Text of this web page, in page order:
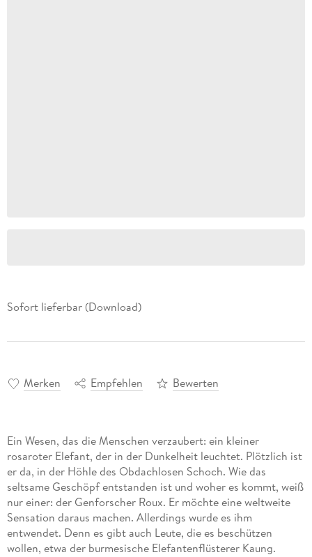
Sofort lieferbar (Download)
Merken Empfehlen Bewerten
Ein Wesen, das die Menschen verzaubert: ein kleiner
rosaroter Elefant, der in der Dunkelheit leuchtet. Plötzlich ist
er da, in der Höhle des Obdachlosen Schoch. Wie das
seltsame Geschöpf entstanden ist und woher es kommt, weiß
nur einer: der Genforscher Roux. Er möchte eine weltweite
Sensation daraus machen. Allerdings wurde es ihm
entwendet. Denn es gibt auch Leute, die es beschützen
wollen, etwa der burmesische Elefantenflüsterer Kaung.